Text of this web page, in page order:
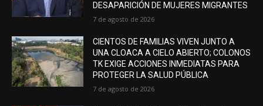
DESAPARICIÓN DE MUJERES MIGRANTES
7 de agosto de 2026
CIENTOS DE FAMILIAS VIVEN JUNTO A
UNA CLOACA A CIELO ABIERTO; COLONOS
TK EXIGE ACCIONES INMEDIATAS PARA
PROTEGER LA SALUD PÚBLICA
7 de agosto de 2026